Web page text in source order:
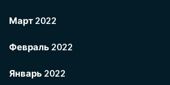
Март 2022
Февраль 2022
Январь 2022